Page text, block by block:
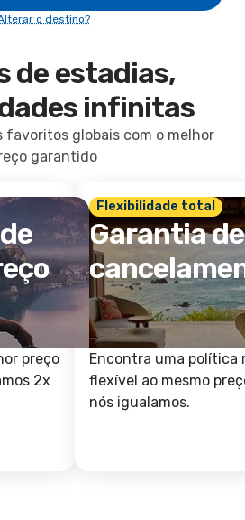
o destino?
de estadias,
infinitas
favoritos globais com o melhor
garantido
preço
2x
Flexibilidade total
Garantia de
Encontra uma política
flexível ao mesmo
nós igualamos.